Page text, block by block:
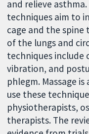
and relieve
techniques aim to
cage and the
of the lungs and
techniques include
vibration, and
phlegm. Massage
use these
physiotherapists,
therapists. The